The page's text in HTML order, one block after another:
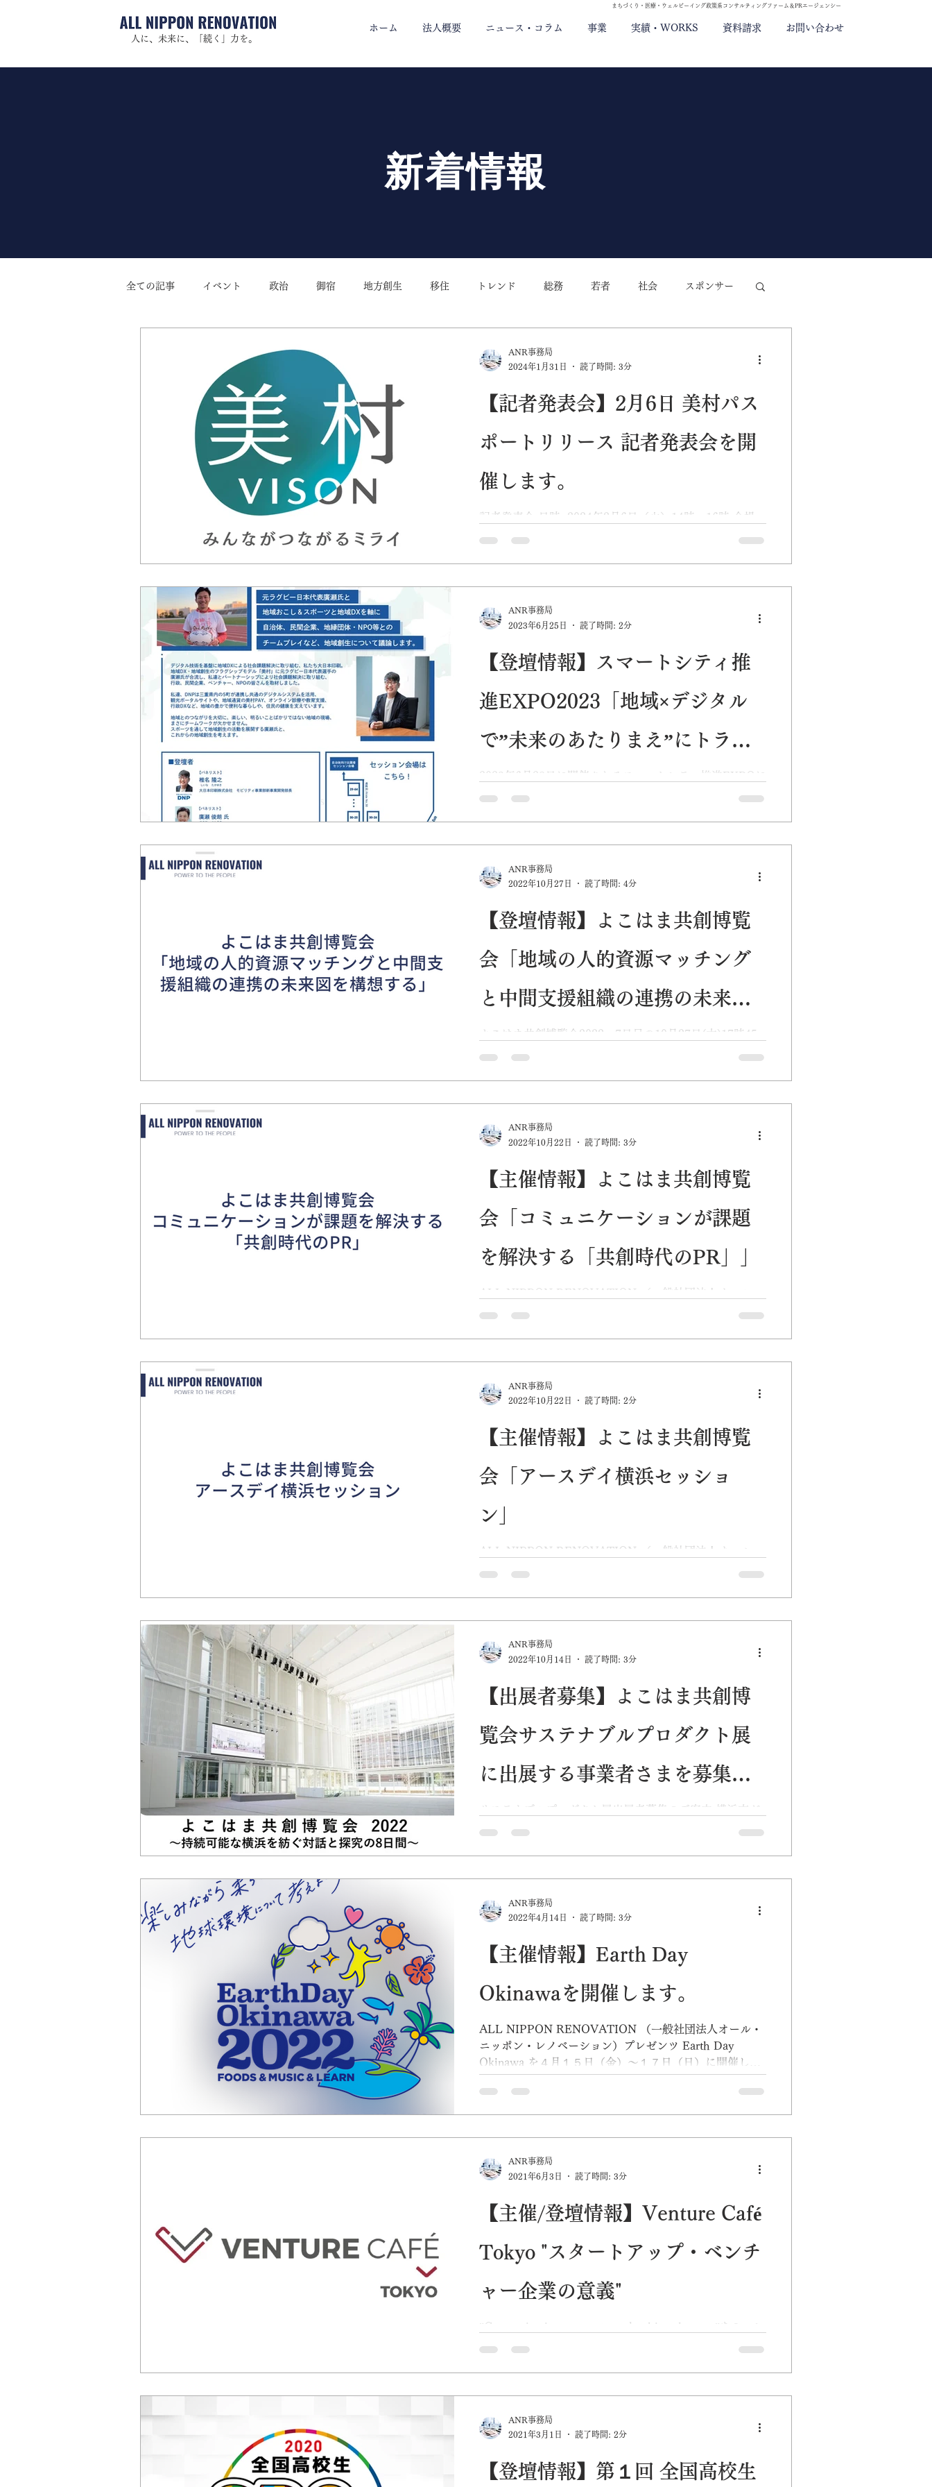
まちづくり・医療・ウェルビーイング政策系コンサルティングファーム＆PRエージェンシー
人に、未来に、「続く」力を。
ホーム 法人概要 ニュース・コラム 事業 実績・WORKS 資料請求 お問い合わせ
新着情報
全ての記事 イベント 政治 御宿 地方創生 移住 トレンド 総務 若者 社会 スポンサー
インタビュー スマートシティ
【記者発表会】2月6日 美村パス
ポートリリース 記者発表会を開
催します。
記者発表会 日時: 2024年2月6日（火）14時～16時 会場:
ちらから。） 三重県多気町・大台町・明和町・度会町・
ANR事務局
2024年1月31日
読了時間: 3分
【登壇情報】スマートシティ推
進EXPO2023「地域×デジタル
で”未来のあたりまえ”にトラ
イ！」
2023年6月28日に開催されるスマートシティ推進EXPOに
「MaaS」「通信ネットワーク」「ゼロカーボン化」など
のサービスが一堂に出展。「住みやすい街づくり」「活
ANR事務局
2023年6月25日
読了時間: 2分
【登壇情報】よこはま共創博覧
会「地域の人的資源マッチング
と中間支援組織の連携の未来図
を構想する」
よこはま共創博覧会2022、7日目の10月27日(木)17時45
良が登壇します。 市民が抱える様々な困難を「解決すべ
ANR事務局
2022年10月27日
読了時間: 4分
【主催情報】よこはま共創博覧
会「コミュニケーションが課題
を解決する「共創時代のPR」」
ALL NIPPON RENOVATION （一般社団法人オール・
が課題を解決する「共創時代のPR」」をよこはま共創博
覧会にて10月23日（日）に開催します。...
ANR事務局
2022年10月22日
読了時間: 3分
【主催情報】よこはま共創博覧
会「アースデイ横浜セッショ
ン」
ALL NIPPON RENOVATION （一般社団法人オール・
フをよこはま共創博覧会にて10月23日（日）に開催しま
ANR事務局
2022年10月22日
読了時間: 2分
【出展者募集】よこはま共創博
覧会サステナブルプロダクト展
に出展する事業者さまを募集し
ています。
サステナブルプロダクト展出展者募集のご案内 横浜市が
(金)）会場で、サーキュラーデザインによるプロダクト、
サステナブルマテリアル、サービス等の製品を紹介する
ANR事務局
2022年10月14日
読了時間: 3分
【主催情報】Earth Day
Okinawaを開催します。
ALL NIPPON RENOVATION （一般社団法人オール・
ニッポン・レノベーション）プレゼンツ Earth Day
Okinawa を４月１５日（金）〜１７日（日）に開催しま
ANR事務局
2022年4月14日
読了時間: 3分
【主催/登壇情報】Venture Café
Tokyo "スタートアップ・ベンチ
ャー企業の意義"
”Connecting innovators to make things happen”をミッシ
変革を促すイノベーションの創出を狙いとする「Venture
Café...
ANR事務局
2021年6月3日
読了時間: 3分
【登壇情報】第１回 全国高校生
ANR事務局
2021年3月1日
読了時間: 2分